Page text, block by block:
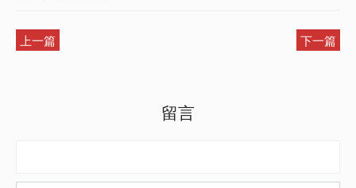
上一篇 下一篇
留言